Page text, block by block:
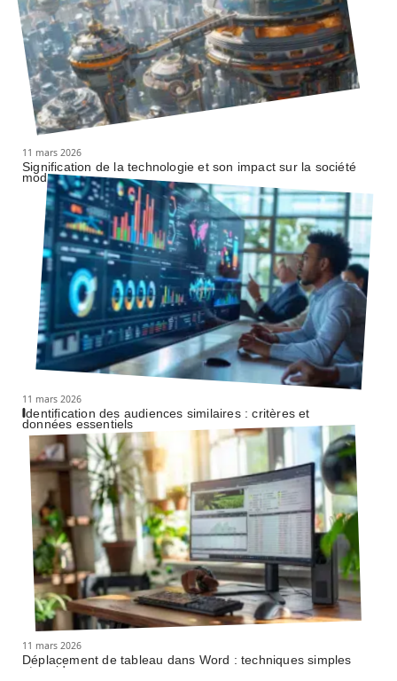
11 mars 2026
Signification de la technologie et son impact sur la société
moderne
11 mars 2026
Identification des audiences similaires : critères et
données essentiels
11 mars 2026
Déplacement de tableau dans Word : techniques simples
et rapides